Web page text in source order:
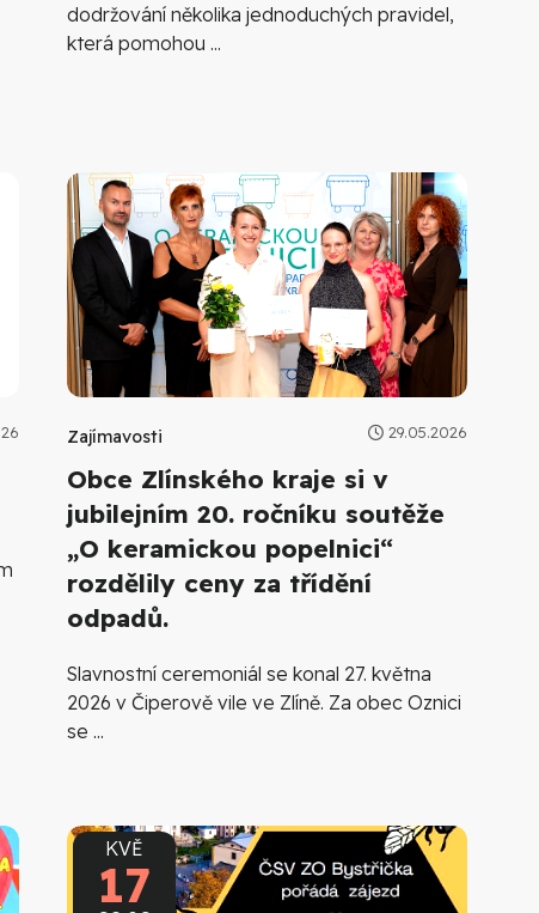
dodržování několika jednoduchých pravidel,
která pomohou ...
Zajímavosti 29.05.2026
Obce Zlínského kraje si v
jubilejním 20. ročníku soutěže
„O keramickou popelnici“
rozdělily ceny za třídění
odpadů.
Slavnostní ceremoniál se konal 27. května
2026 v Čiperově vile ve Zlíně. Za obec Oznici
se ...
KVĚ
17